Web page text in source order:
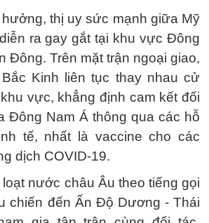
thị uy sức mạnh giữa Mỹ
ra gay gắt tại khu vực Đông
Đông. Trên mặt trận ngoại giao,
Kinh liên tục thay nhau cử
vực, khẳng định cam kết đối
Đông Nam Á thông qua các hỗ
tế, nhất là vaccine cho các
dịch COVID-19.
nước châu Âu theo tiếng gọi
chiến đến Ấn Độ Dương - Thái